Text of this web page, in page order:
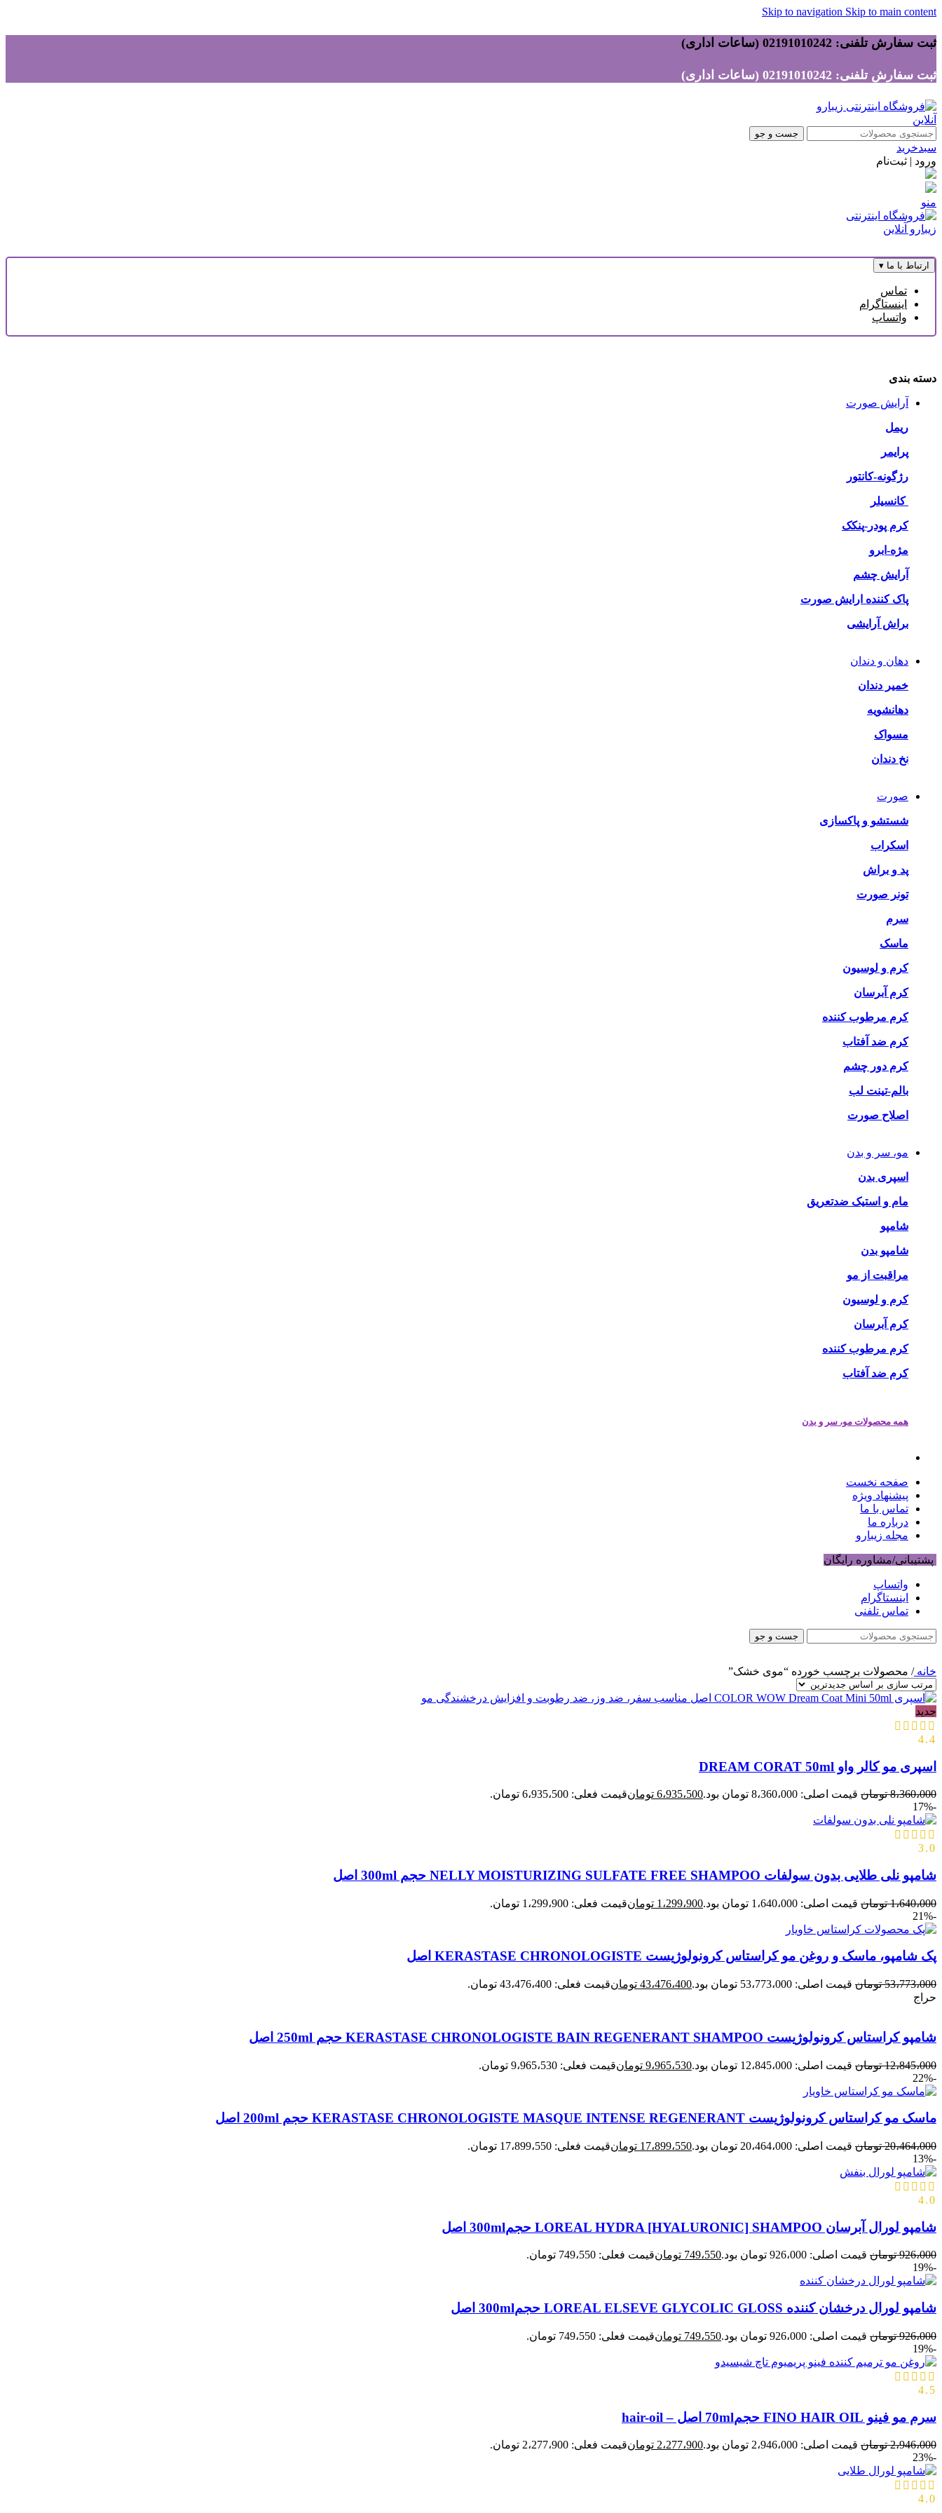
Skip to navigation Skip to main content
ثبت سفارش تلفنی: 02191010242 (ساعات اداری)
ثبت سفارش تلفنی: 02191010242 (ساعات اداری)
جست و جو
سبدخرید
ورود | ثبت‌نام
منو
ارتباط با ما ▾
تماس
اینستاگرام
واتساپ
دسته بندی
آرایش صورت
ریمل
پرایمر
رژگونه-کانتور
کانسیلر
کرم پودر-پنکک
مژه-ابرو
آرایش چشم
پاک کننده ارایش صورت
براش آرایشی
دهان و دندان
خمیر دندان
دهانشویه
مسواک
نخ دندان
صورت
شستشو و پاکسازی
اسکراب
پد و براش
تونر صورت
سرم
ماسک
کرم و لوسیون
کرم آبرسان
کرم مرطوب کننده
کرم ضد آفتاب
کرم دور چشم
بالم-تینت لب
اصلاح صورت
مو، سر و بدن
اسپری بدن
مام و استیک ضدتعریق
شامپو
شامپو بدن
مراقبت از مو
کرم و لوسیون
کرم آبرسان
کرم مرطوب کننده
کرم ضد آفتاب
همه محصولات مو، سر و بدن
صفحه نخست
پیشنهاد ویژه
تماس با ما
درباره ما
مجله زیبارو
پشتیبانی/مشاوره رایگان
واتساپ
اینستاگرام
تماس تلفنی
جست و جو
خانه/ محصولات برچسب خورده “موی خشک”
جدید
4.4
اسپری مو کالر واو DREAM CORAT 50ml
8،360،000 تومان قیمت اصلی: 8،360،000 تومان بود. 6،935،500 تومانقیمت فعلی: 6،935،500 تومان.
-17%
3.0
شامپو نلی طلایی بدون سولفات NELLY MOISTURIZING SULFATE FREE SHAMPOO حجم 300ml اصل
1،640،000 تومان قیمت اصلی: 1،640،000 تومان بود. 1،299،900 تومانقیمت فعلی: 1،299،900 تومان.
-21%
پک شامپو، ماسک و روغن مو کراستاس کرونولوژیست KERASTASE CHRONOLOGISTE اصل
53،773،000 تومان قیمت اصلی: 53،773،000 تومان بود. 43،476،400 تومانقیمت فعلی: 43،476،400 تومان.
حراج
شامپو کراستاس کرونولوژیست KERASTASE CHRONOLOGISTE BAIN REGENERANT SHAMPOO حجم 250ml اصل
12،845،000 تومان قیمت اصلی: 12،845،000 تومان بود. 9،965،530 تومانقیمت فعلی: 9،965،530 تومان.
-22%
ماسک مو کراستاس کرونولوژیست KERASTASE CHRONOLOGISTE MASQUE INTENSE REGENERANT حجم 200ml اصل
20،464،000 تومان قیمت اصلی: 20،464،000 تومان بود. 17،899،550 تومانقیمت فعلی: 17،899،550 تومان.
-13%
4.0
شامپو لورال آبرسان LOREAL HYDRA [HYALURONIC] SHAMPOO حجم300ml اصل
926،000 تومان قیمت اصلی: 926،000 تومان بود. 749،550 تومانقیمت فعلی: 749،550 تومان.
-19%
شامپو لورال درخشان کننده LOREAL ELSEVE GLYCOLIC GLOSS حجم300ml اصل
926،000 تومان قیمت اصلی: 926،000 تومان بود. 749،550 تومانقیمت فعلی: 749،550 تومان.
-19%
4.5
سرم مو فینو FINO HAIR OIL حجم70ml اصل – hair-oil
2،946،000 تومان قیمت اصلی: 2،946،000 تومان بود. 2،277،900 تومانقیمت فعلی: 2،277،900 تومان.
-23%
4.0